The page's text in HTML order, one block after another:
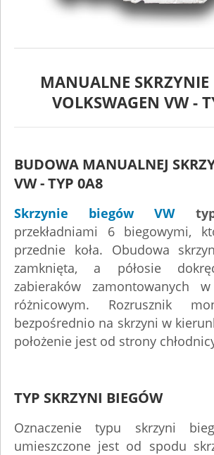
MANUALNE SKRZYNIE
VOLKSWAGEN VW -
BUDOWA MANUALNEJ
VW - TYP 0A8
Skrzynie biegów VW
przekładniami 6 biegowymi,
przednie koła. Obudowa
zamknięta, a półosie
zabieraków zamontowanych
różnicowym. Rozrusznik
bezpośrednio na skrzyni w
położenie jest od strony
TYP SKRZYNI BIEGÓW
Oznaczenie typu skrzyni
umieszczone jest od spodu